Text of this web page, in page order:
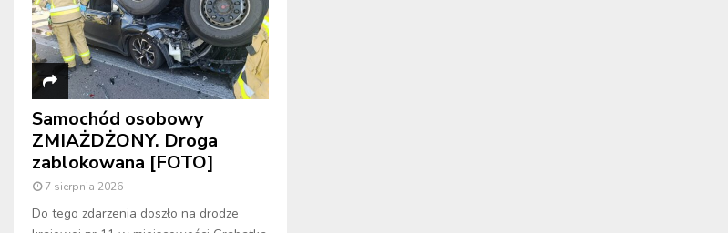
Samochód osobowy
ZMIAŻDŻONY. Droga
zablokowana [FOTO]
7 sierpnia 2026
Do tego zdarzenia doszło na drodze